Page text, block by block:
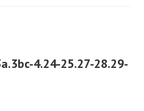
4.24-25.27-28.29-